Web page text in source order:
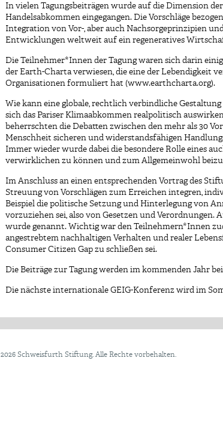
In vielen Tagungsbeiträgen wurde auf die Dimension
Handelsabkommen eingegangen. Die Vorschläge
Integration von Vor-, aber auch Nachsorgeprinzipien
Entwicklungen weltweit auf ein regeneratives
Die Teilnehmer*Innen der Tagung waren sich darin
der Earth-Charta verwiesen, die eine der
Organisationen formuliert hat (www.earthcharta.org).
Wie kann eine globale, rechtlich verbindliche
sich das Pariser Klimaabkommen realpolitisch
beherrschten die Debatten zwischen den mehr als 30
Menschheit sicheren und widerstandsfähigen
Immer wieder wurde dabei die besondere Rolle eines
verwirklichen zu können und zum Allgemeinwohl
Im Anschluss an einen entsprechenden Vortrag des
Streuung von Vorschlägen zum Erreichen integren,
Beispiel die politische Setzung und Hinterlegung von
vorzuziehen sei, also von Gesetzen und
wurde genannt. Wichtig war den Teilnehmern*Innen
angestrebtem nachhaltigen Verhalten und realer
Consumer Citizen Gap zu schließen sei.
Die Beiträge zur Tagung werden im kommenden Jahr
Die nächste internationale GEIG-Konferenz wird im
2026 Schweisfurth Stiftung. Alle Rechte vorbehalten.